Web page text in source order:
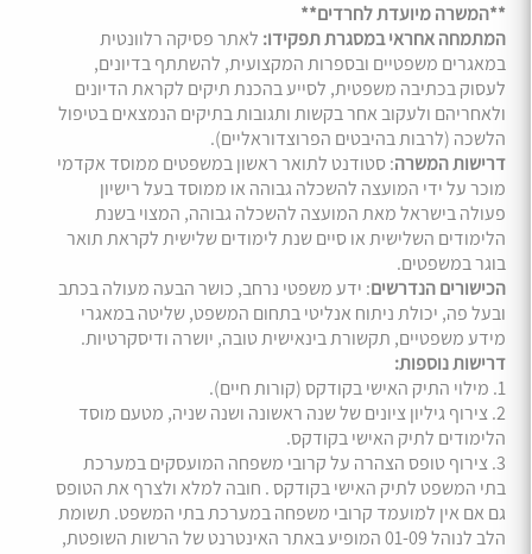
**המשרה מיועדת לחרדים**
המתמחה אחראי במסגרת תפקידו: לאתר פסיקה רלוונטית
במאגרים משפטיים ובספרות המקצועית, להשתתף בדיונים,
לעסוק בכתיבה משפטית, לסייע בהכנת תיקים לקראת הדיונים
ולאחריהם ולעקוב אחר בקשות ותגובות בתיקים הנמצאים בטיפול
הלשכה (לרבות בהיבטים הפרוצדוראליים).
דרישות המשרה: סטודנט לתואר ראשון במשפטים ממוסד אקדמי
מוכר על ידי המועצה להשכלה גבוהה או ממוסד בעל רישיון
פעולה בישראל מאת המועצה להשכלה גבוהה, המצוי בשנת
הלימודים השלישית או סיים שנת לימודים שלישית לקראת תואר
בוגר במשפטים.
הכישורים הנדרשים: ידע משפטי נרחב, כושר הבעה מעולה בכתב
ובעל פה, יכולת ניתוח אנליטי בתחום המשפט, שליטה במאגרי
מידע משפטיים, תקשורת בינאישית טובה, יושרה ודיסקרטיות.
דרישות נוספות:
1. מילוי התיק האישי בקודקס (קורות חיים).
2. צירוף גיליון ציונים של שנה ראשונה ושנה שניה, מטעם מוסד
הלימודים לתיק האישי בקודקס.
3. צירוף טופס הצהרה על קרובי משפחה המועסקים במערכת
בתי המשפט לתיק האישי בקודקס . חובה למלא ולצרף את הטופס
גם אם אין למועמד קרובי משפחה במערכת בתי המשפט. תשומת
הלב לנוהל 01-09 המופיע באתר האינטרנט של הרשות השופטת,